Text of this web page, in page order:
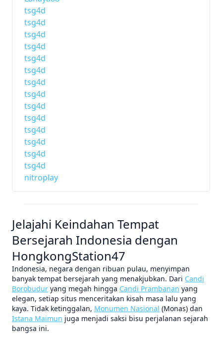
tsg4d
tsg4d
tsg4d
tsg4d
tsg4d
tsg4d
tsg4d
tsg4d
tsg4d
tsg4d
tsg4d
tsg4d
tsg4d
tsg4d
nitroplay
Jelajahi Keindahan Tempat
Bersejarah Indonesia dengan
HongkongStation47
Indonesia, negara dengan ribuan pulau, menyimpan
banyak tempat bersejarah yang menakjubkan. Dari Candi
Borobudur yang megah hingga Candi Prambanan yang
elegan, setiap situs menceritakan kisah masa lalu yang
kaya. Tidak ketinggalan, Monumen Nasional (Monas) dan
Istana Maimun juga menjadi saksi bisu perjalanan sejarah
bangsa ini.